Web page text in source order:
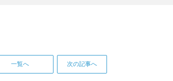
一覧へ 次の記事へ